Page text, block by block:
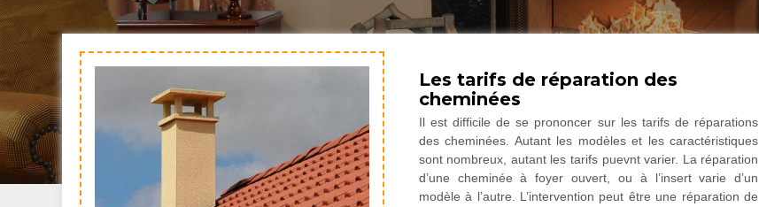
Les tarifs de réparation des
cheminées
Il est difficile de se prononcer sur les tarifs de réparations
des cheminées. Autant les modèles et les caractéristiques
sont nombreux, autant les tarifs puevnt varier. La réparation
d’une cheminée à foyer ouvert, ou à l’insert varie d’un
modèle à l’autre. L’intervention peut être une réparation de